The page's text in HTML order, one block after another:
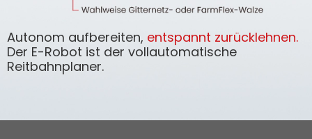
Autonom aufbereiten, entspannt zurücklehnen.
Der E-Robot ist der vollautomatische
Reitbahnplaner.